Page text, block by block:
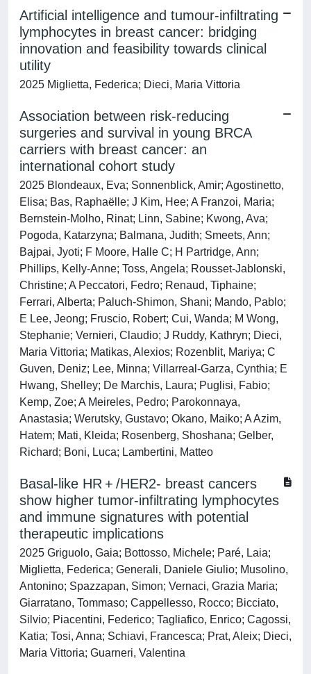
Artificial intelligence and tumour-infiltrating
lymphocytes in breast cancer: bridging
innovation and feasibility towards clinical
utility
2025 Miglietta, Federica; Dieci, Maria Vittoria
Association between risk-reducing
surgeries and survival in young BRCA
carriers with breast cancer: an
international cohort study
2025 Blondeaux, Eva; Sonnenblick, Amir; Agostinetto,
Elisa; Bas, Raphaëlle; J Kim, Hee; A Franzoi, Maria;
Bernstein-Molho, Rinat; Linn, Sabine; Kwong, Ava;
Pogoda, Katarzyna; Balmana, Judith; Smeets, Ann;
Bajpai, Jyoti; F Moore, Halle C; H Partridge, Ann;
Phillips, Kelly-Anne; Toss, Angela; Rousset-Jablonski,
Christine; A Peccatori, Fedro; Renaud, Tiphaine;
Ferrari, Alberta; Paluch-Shimon, Shani; Mando, Pablo;
E Lee, Jeong; Fruscio, Robert; Cui, Wanda; M Wong,
Stephanie; Vernieri, Claudio; J Ruddy, Kathryn; Dieci,
Maria Vittoria; Matikas, Alexios; Rozenblit, Mariya; C
Guven, Deniz; Lee, Minna; Villarreal-Garza, Cynthia; E
Hwang, Shelley; De Marchis, Laura; Puglisi, Fabio;
Kemp, Zoe; A Meireles, Pedro; Parokonnaya,
Anastasia; Werutsky, Gustavo; Okano, Maiko; A Azim,
Hatem; Mati, Kleida; Rosenberg, Shoshana; Gelber,
Richard; Boni, Luca; Lambertini, Matteo
Basal-like HR + /HER2- breast cancers
show higher tumor-infiltrating lymphocytes
and immune signatures with potential
therapeutic implications
2025 Griguolo, Gaia; Bottosso, Michele; Paré, Laia;
Miglietta, Federica; Generali, Daniele Giulio; Musolino,
Antonino; Spazzapan, Simon; Vernaci, Grazia Maria;
Giarratano, Tommaso; Cappellesso, Rocco; Bicciato,
Silvio; Piacentini, Federico; Tagliafico, Enrico; Cagossi,
Katia; Tosi, Anna; Schiavi, Francesca; Prat, Aleix; Dieci,
Maria Vittoria; Guarneri, Valentina